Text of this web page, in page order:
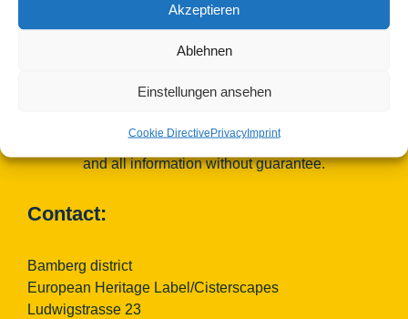
Akzeptieren
Ablehnen
Einstellungen ansehen
Cookie DirectivePrivacyImprint
© Copyright 2023 - 2026 | Cisterscapes
and all information without guarantee.
Contact:
Bamberg district
European Heritage Label/Cisterscapes
Ludwigstrasse 23